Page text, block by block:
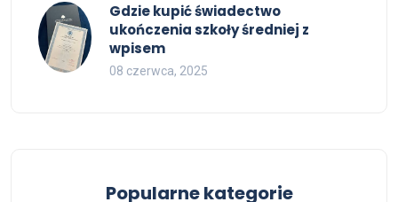
Gdzie kupić świadectwo
ukończenia szkoły średniej z
wpisem
08 czerwca, 2025
Popularne kategorie